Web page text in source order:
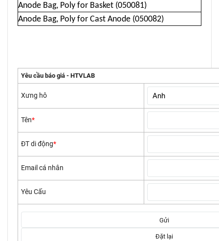
Anode Bag, Poly for Basket (050081)
Anode Bag, Poly for Cast Anode (050082)
Yêu cầu báo giá - HTVLAB
Xưng hô
Tên*
ĐT di động*
Email cá nhân
Yêu Cấu